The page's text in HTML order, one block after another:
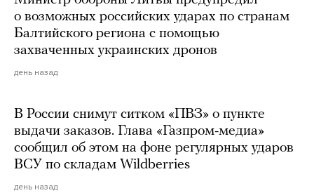
о возможных российских ударах по странам
Балтийского региона с помощью
захваченных украинских дронов
день назад
В России снимут ситком «ПВЗ» о пункте
выдачи заказов. Глава «Газпром-медиа»
сообщил об этом на фоне регулярных ударов
ВСУ по складам Wildberries
день назад